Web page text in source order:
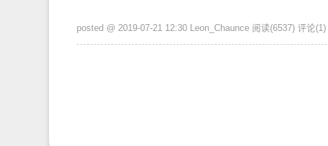
posted @ 2019-07-21 12:30 Leon_Chaunce 阅读(6537) 评论(1)